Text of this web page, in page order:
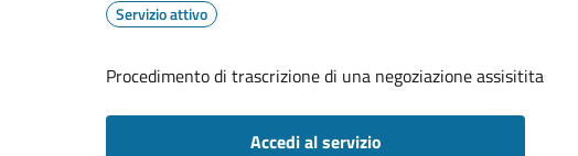
Servizio attivo
Procedimento di trascrizione di una negoziazione assisitita
Accedi al servizio